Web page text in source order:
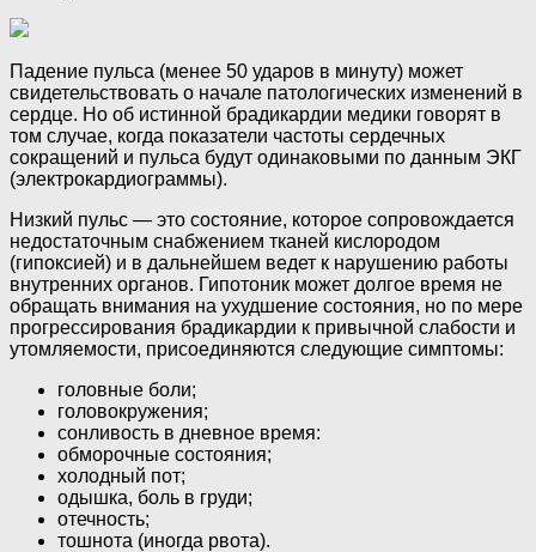
Падение пульса (менее 50 ударов в минуту) может
свидетельствовать о начале патологических изменений в
сердце. Но об истинной брадикардии медики говорят в
том случае, когда показатели частоты сердечных
сокращений и пульса будут одинаковыми по данным ЭКГ
(электрокардиограммы).
Низкий пульс — это состояние, которое сопровождается
недостаточным снабжением тканей кислородом
(гипоксией) и в дальнейшем ведет к нарушению работы
внутренних органов. Гипотоник может долгое время не
обращать внимания на ухудшение состояния, но по мере
прогрессирования брадикардии к привычной слабости и
утомляемости, присоединяются следующие симптомы:
головные боли;
головокружения;
сонливость в дневное время:
обморочные состояния;
холодный пот;
одышка, боль в груди;
отечность;
тошнота (иногда рвота).